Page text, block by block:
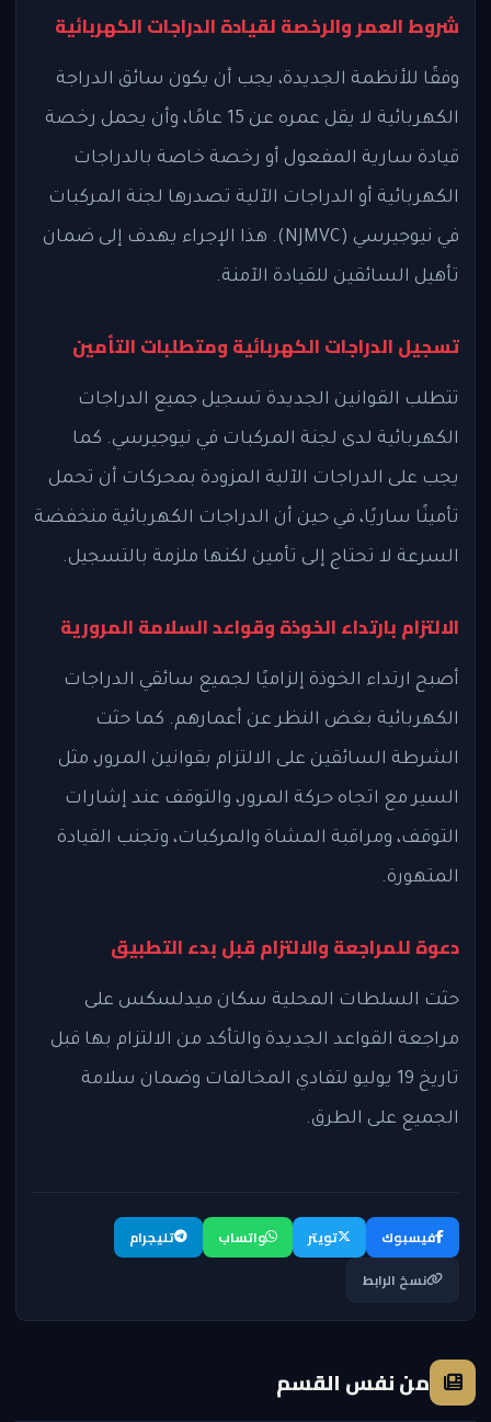
شروط العمر والرخصة لقيادة الدراجات الكهربائية
وفقًا للأنظمة الجديدة، يجب أن يكون سائق الدراجة
الكهربائية لا يقل عمره عن 15 عامًا، وأن يحمل رخصة
قيادة سارية المفعول أو رخصة خاصة بالدراجات
الكهربائية أو الدراجات الآلية تصدرها لجنة المركبات
في نيوجيرسي (NJMVC). هذا الإجراء يهدف إلى ضمان
تأهيل السائقين للقيادة الآمنة.
تسجيل الدراجات الكهربائية ومتطلبات التأمين
تتطلب القوانين الجديدة تسجيل جميع الدراجات
الكهربائية لدى لجنة المركبات في نيوجيرسي. كما
يجب على الدراجات الآلية المزودة بمحركات أن تحمل
تأمينًا ساريًا، في حين أن الدراجات الكهربائية منخفضة
السرعة لا تحتاج إلى تأمين لكنها ملزمة بالتسجيل.
الالتزام بارتداء الخوذة وقواعد السلامة المرورية
أصبح ارتداء الخوذة إلزاميًا لجميع سائقي الدراجات
الكهربائية بغض النظر عن أعمارهم. كما حثت
الشرطة السائقين على الالتزام بقوانين المرور، مثل
السير مع اتجاه حركة المرور، والتوقف عند إشارات
التوقف، ومراقبة المشاة والمركبات، وتجنب القيادة
المتهورة.
دعوة للمراجعة والالتزام قبل بدء التطبيق
حثت السلطات المحلية سكان ميدلسكس على
مراجعة القواعد الجديدة والتأكد من الالتزام بها قبل
تاريخ 19 يوليو لتفادي المخالفات وضمان سلامة
الجميع على الطرق.
فيسبوك تويتر واتساب
تليجرام
نسخ الرابط
من نفس القسم